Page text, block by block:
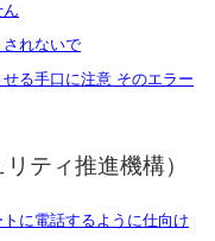
されないで
る手口に注意 そのエラー
ティ推進機構）
に電話するように仕向け